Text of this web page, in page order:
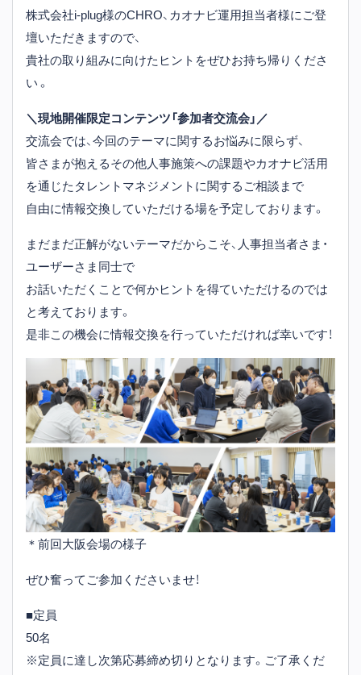
株式会社i-plug様のCHRO、カオナビ運用担当者様にご登
壇いただきますので、
貴社の取り組みに向けたヒントをぜひお持ち帰りくださ
い 。
＼現地開催限定コンテンツ「参加者交流会」／
交流会では、今回のテーマに関するお悩みに限らず、
皆さまが抱えるその他人事施策への課題やカオナビ活用
を通じたタレントマネジメントに関するご相談まで
自由に情報交換していただける場を予定しております。
まだまだ正解がないテーマだからこそ、人事担当者さま・
ユーザーさま同士で
お話いただくことで何かヒントを得ていただけるのでは
と考えております。
是非この機会に情報交換を行っていただければ幸いです！
＊前回大阪会場の様子
ぜひ奮ってご参加くださいませ！
■定員
50名
※定員に達し次第応募締め切りとなります。ご了承くだ